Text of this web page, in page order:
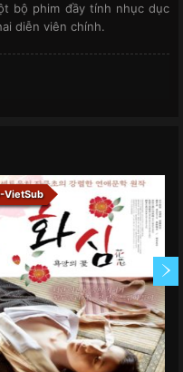
bộ phim đầy tính nhục dục
diễn viên chính.
VietSub